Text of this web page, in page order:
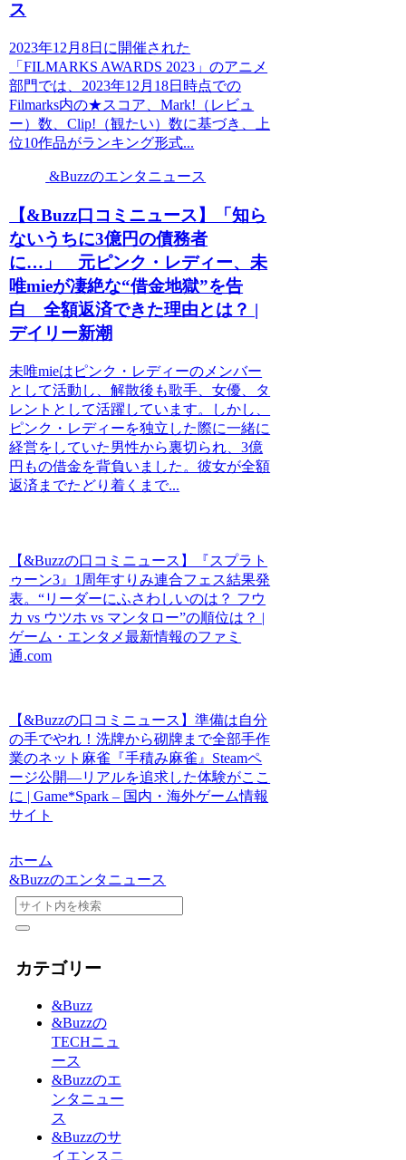
ス
2023年12月8日に開催された
「FILMARKS AWARDS 2023」のアニメ
部門では、2023年12月18日時点での
Filmarks内の★スコア、Mark!（レビュ
ー）数、Clip!（観たい）数に基づき、上
位10作品がランキング形式...
&Buzzのエンタニュース
【&Buzz口コミニュース】「知ら
ないうちに3億円の債務者
に…」 元ピンク・レディー、未
唯mieが凄絶な“借金地獄”を告
白 全額返済できた理由とは？ |
デイリー新潮
未唯mieはピンク・レディーのメンバー
として活動し、解散後も歌手、女優、タ
レントとして活躍しています。しかし、
ピンク・レディーを独立した際に一緒に
経営をしていた男性から裏切られ、3億
円もの借金を背負いました。彼女が全額
返済までたどり着くまで...
【&Buzzの口コミニュース】『スプラト
ゥーン3』1周年すりみ連合フェス結果発
表。“リーダーにふさわしいのは？ フウ
カ vs ウツホ vs マンタロー”の順位は？ |
ゲーム・エンタメ最新情報のファミ
通.com
【&Buzzの口コミニュース】準備は自分
の手でやれ！洗牌から砌牌まで全部手作
業のネット麻雀『手積み麻雀』Steamペ
ージ公開―リアルを追求した体験がここ
に | Game*Spark – 国内・海外ゲーム情報
サイト
ホーム
&Buzzのエンタニュース
カテゴリー
&Buzz
&Buzzの
TECHニュ
ース
&Buzzのエ
ンタニュー
ス
&Buzzのサ
イエンスニ